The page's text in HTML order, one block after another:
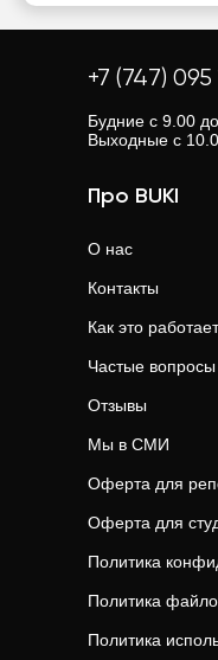
+7 (747) 095
Будние с 9.00
Выходные с
Про BUKI
О нас
Контакты
Как это работает
Частые вопросы
Отзывы
Мы в СМИ
Оферта для
Оферта для
Политика
Политика
Политика